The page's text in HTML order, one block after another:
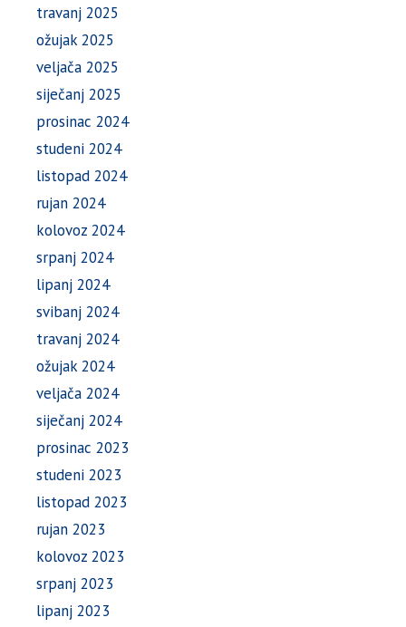
travanj 2025
ožujak 2025
veljača 2025
siječanj 2025
prosinac 2024
studeni 2024
listopad 2024
rujan 2024
kolovoz 2024
srpanj 2024
lipanj 2024
svibanj 2024
travanj 2024
ožujak 2024
veljača 2024
siječanj 2024
prosinac 2023
studeni 2023
listopad 2023
rujan 2023
kolovoz 2023
srpanj 2023
lipanj 2023